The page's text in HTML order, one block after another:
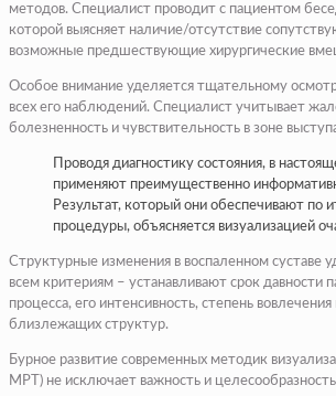
методов. Специалист проводит с пациентом
которой выясняет наличие/отсутствие
возможные предшествующие хирургические
Особое внимание уделяется тщательному
всех его наблюдений. Специалист учитывает
болезненность и чувствительность в зоне
Проводя диагностику состояния, в
применяют преимущественно
Результат, который они обеспечивают по
процедуры, объясняется визуализацией
Структурные изменения в воспаленном суставе
всем критериям – устанавливают срок давности
процесса, его интенсивность, степень
близлежащих структур.
Бурное развитие современных методик
МРТ) не исключает важность и